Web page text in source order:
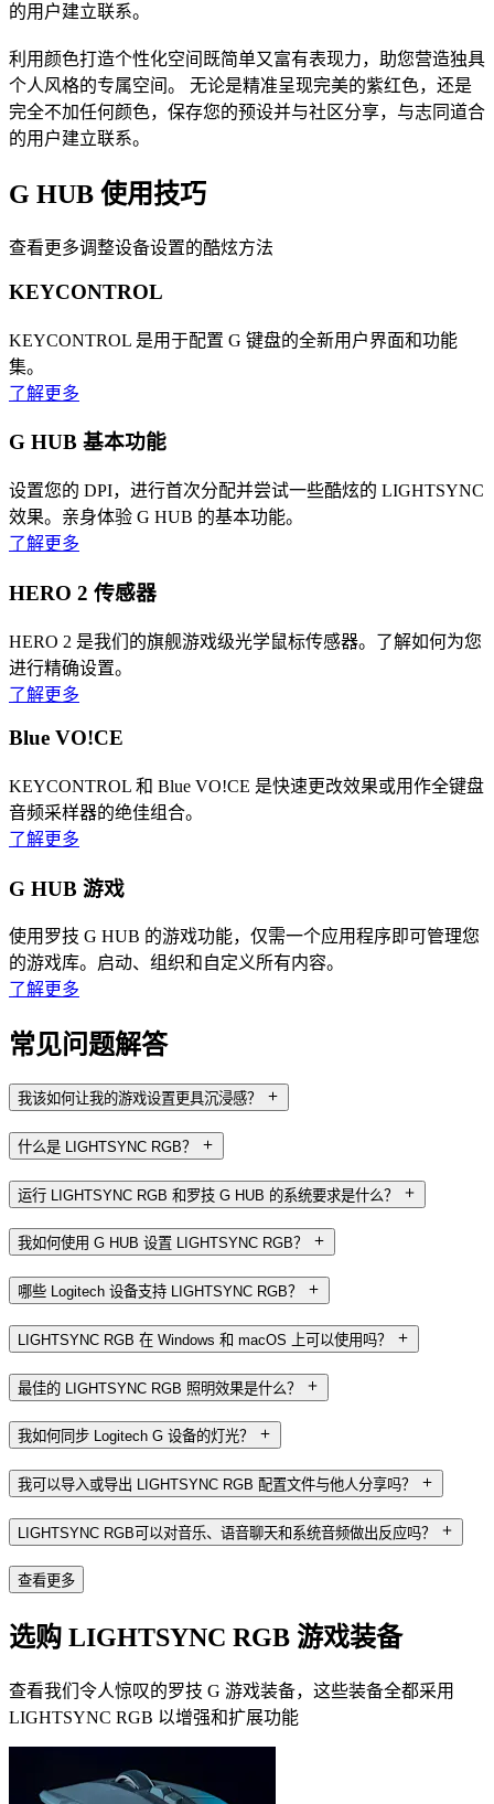
的用户建立联系。
利用颜色打造个性化空间既简单又富有表现力，助您营造独具
个人风格的专属空间。 无论是精准呈现完美的紫红色，还是
完全不加任何颜色，保存您的预设并与社区分享，与志同道合
的用户建立联系。
G HUB 使用技巧
查看更多调整设备设置的酷炫方法
KEYCONTROL
KEYCONTROL 是用于配置 G 键盘的全新用户界面和功能
集。
了解更多
G HUB 基本功能
设置您的 DPI，进行首次分配并尝试一些酷炫的 LIGHTSYNC
效果。亲身体验 G HUB 的基本功能。
了解更多
HERO 2 传感器
HERO 2 是我们的旗舰游戏级光学鼠标传感器。了解如何为您
进行精确设置。
了解更多
Blue VO!CE
KEYCONTROL 和 Blue VO!CE 是快速更改效果或用作全键盘
音频采样器的绝佳组合。
了解更多
G HUB 游戏
使用罗技 G HUB 的游戏功能，仅需一个应用程序即可管理您
的游戏库。启动、组织和自定义所有内容。
了解更多
常见问题解答
我该如何让我的游戏设置更具沉浸感？
什么是 LIGHTSYNC RGB？
运行 LIGHTSYNC RGB 和罗技 G HUB 的系统要求是什么？
我如何使用 G HUB 设置 LIGHTSYNC RGB？
哪些 Logitech 设备支持 LIGHTSYNC RGB？
LIGHTSYNC RGB 在 Windows 和 macOS 上可以使用吗？
最佳的 LIGHTSYNC RGB 照明效果是什么？
我如何同步 Logitech G 设备的灯光？
我可以导入或导出 LIGHTSYNC RGB 配置文件与他人分享吗？
LIGHTSYNC RGB可以对音乐、语音聊天和系统音频做出反应吗？
查看更多
选购 LIGHTSYNC RGB 游戏装备
查看我们令人惊叹的罗技 G 游戏装备，这些装备全都采用
LIGHTSYNC RGB 以增强和扩展功能